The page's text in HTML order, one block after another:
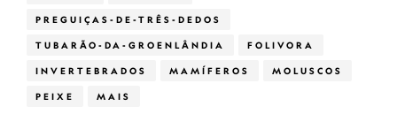
PREGUIÇAS-DE-TRÊS-DEDOS
TUBARÃO-DA-GROENLÂNDIA FOLIVORA
INVERTEBRADOS MAMÍFEROS MOLUSCOS
PEIXE MAIS